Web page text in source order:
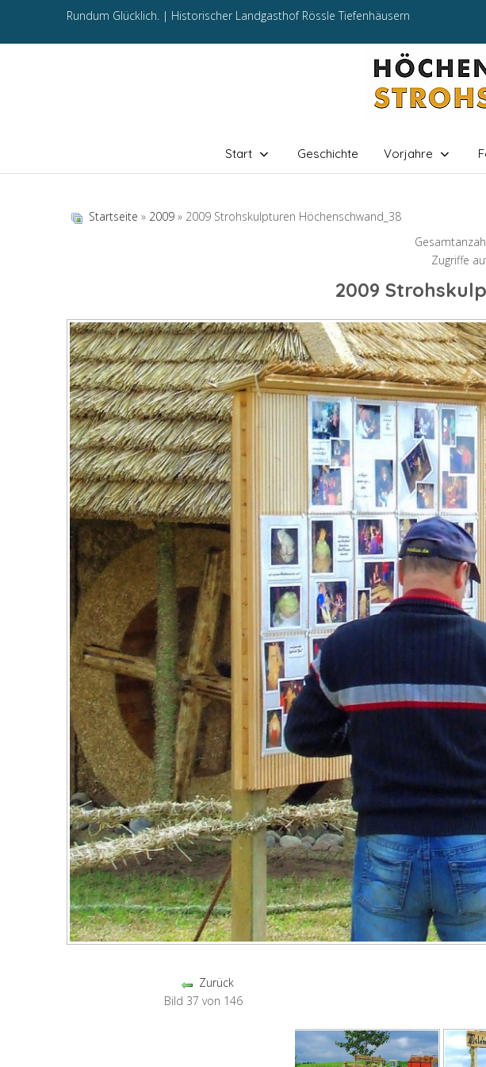
Rundum Glücklich. | Historischer Landgasthof Rössle Tiefenhäusern
Start Geschichte Vorjahre
Startseite » 2009 » 2009 Strohskulpturen Höchenschwand_38
Zugriffe
2009
Zurück
Bild 37 von 146